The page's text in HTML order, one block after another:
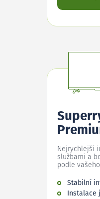
Nejrychlejší
službami a
podle
Stabilní
Instalace